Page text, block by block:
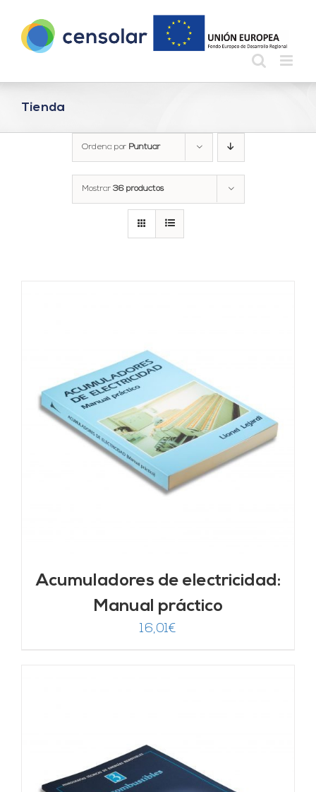
contenido
Tienda
Ordena por Puntuar
Mostrar 36 productos
Acumuladores de electricidad:
Manual práctico
16,01€